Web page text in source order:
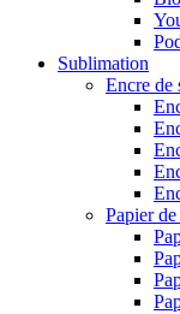
Sublimation
Encre de
Papier